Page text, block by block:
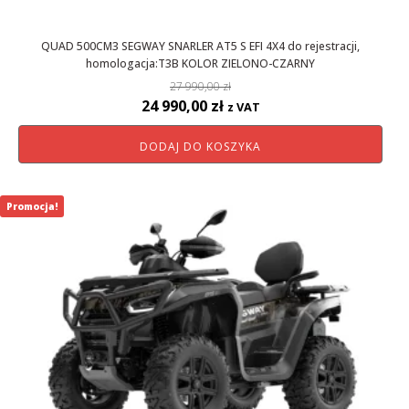
QUAD 500CM3 SEGWAY SNARLER AT5 S EFI 4X4 do rejestracji,
homologacja:T3B KOLOR ZIELONO-CZARNY
27 990,00zł
Pierwotna
cena
wynosiła:
24 990,00 złAktualna
cena
wynosi:
z VAT
DODAJ DO KOSZYKA
Promocja!